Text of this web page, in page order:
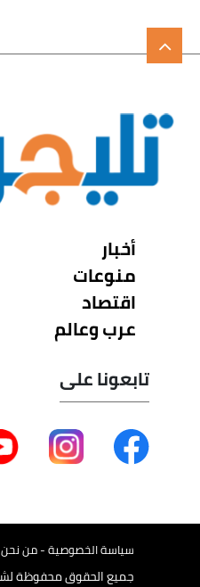
أخبار
منوعات
اقتصاد
عرب وعالم
تابعونا على
سياسة الخصوصية - من نحن
جميع الحقوق محفوظة